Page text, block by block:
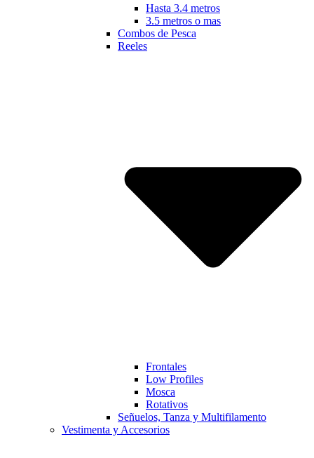
Hasta 3.4 metros
3.5 metros o mas
Combos de Pesca
Reeles
Frontales
Low Profiles
Mosca
Rotativos
Señuelos, Tanza y Multifilamento
Vestimenta y Accesorios